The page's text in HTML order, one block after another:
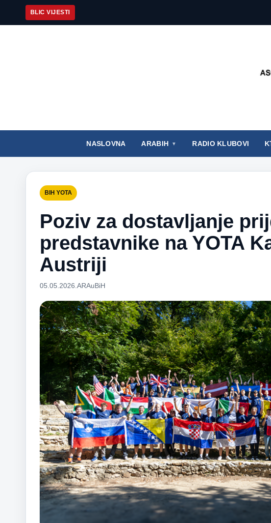
BLIC VIJESTI
NASLOVNA ARABIH RADIO KLUBOVI
BIH YOTA
Poziv za dostavljanje
predstavnike na YOTA
Austriji
05.05.2026. ARAuBiH